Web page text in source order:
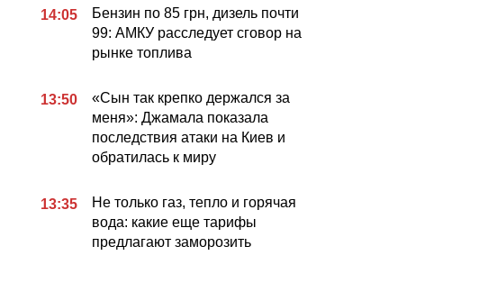
14:05
Бензин по 85 грн, дизель почти
99: АМКУ расследует сговор на
рынке топлива
13:50
«Сын так крепко держался за
меня»: Джамала показала
последствия атаки на Киев и
обратилась к миру
13:35
Не только газ, тепло и горячая
вода: какие еще тарифы
предлагают заморозить